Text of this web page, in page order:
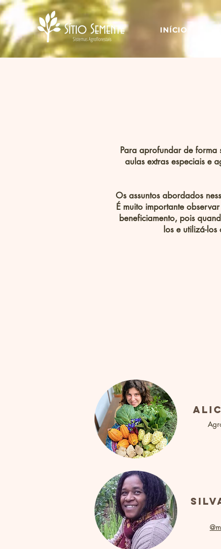
INÍCIO
Para aprofundar de
aulas extras especiais e
Os assuntos abordados
É muito importante
beneficiamento, pois
los e utilizá-